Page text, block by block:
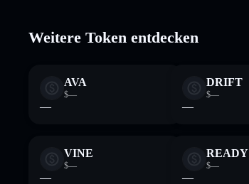
Weitere Token entdecken
AVA
$—
—
DRIFT
$—
—
VINE
$—
—
READY
$—
—